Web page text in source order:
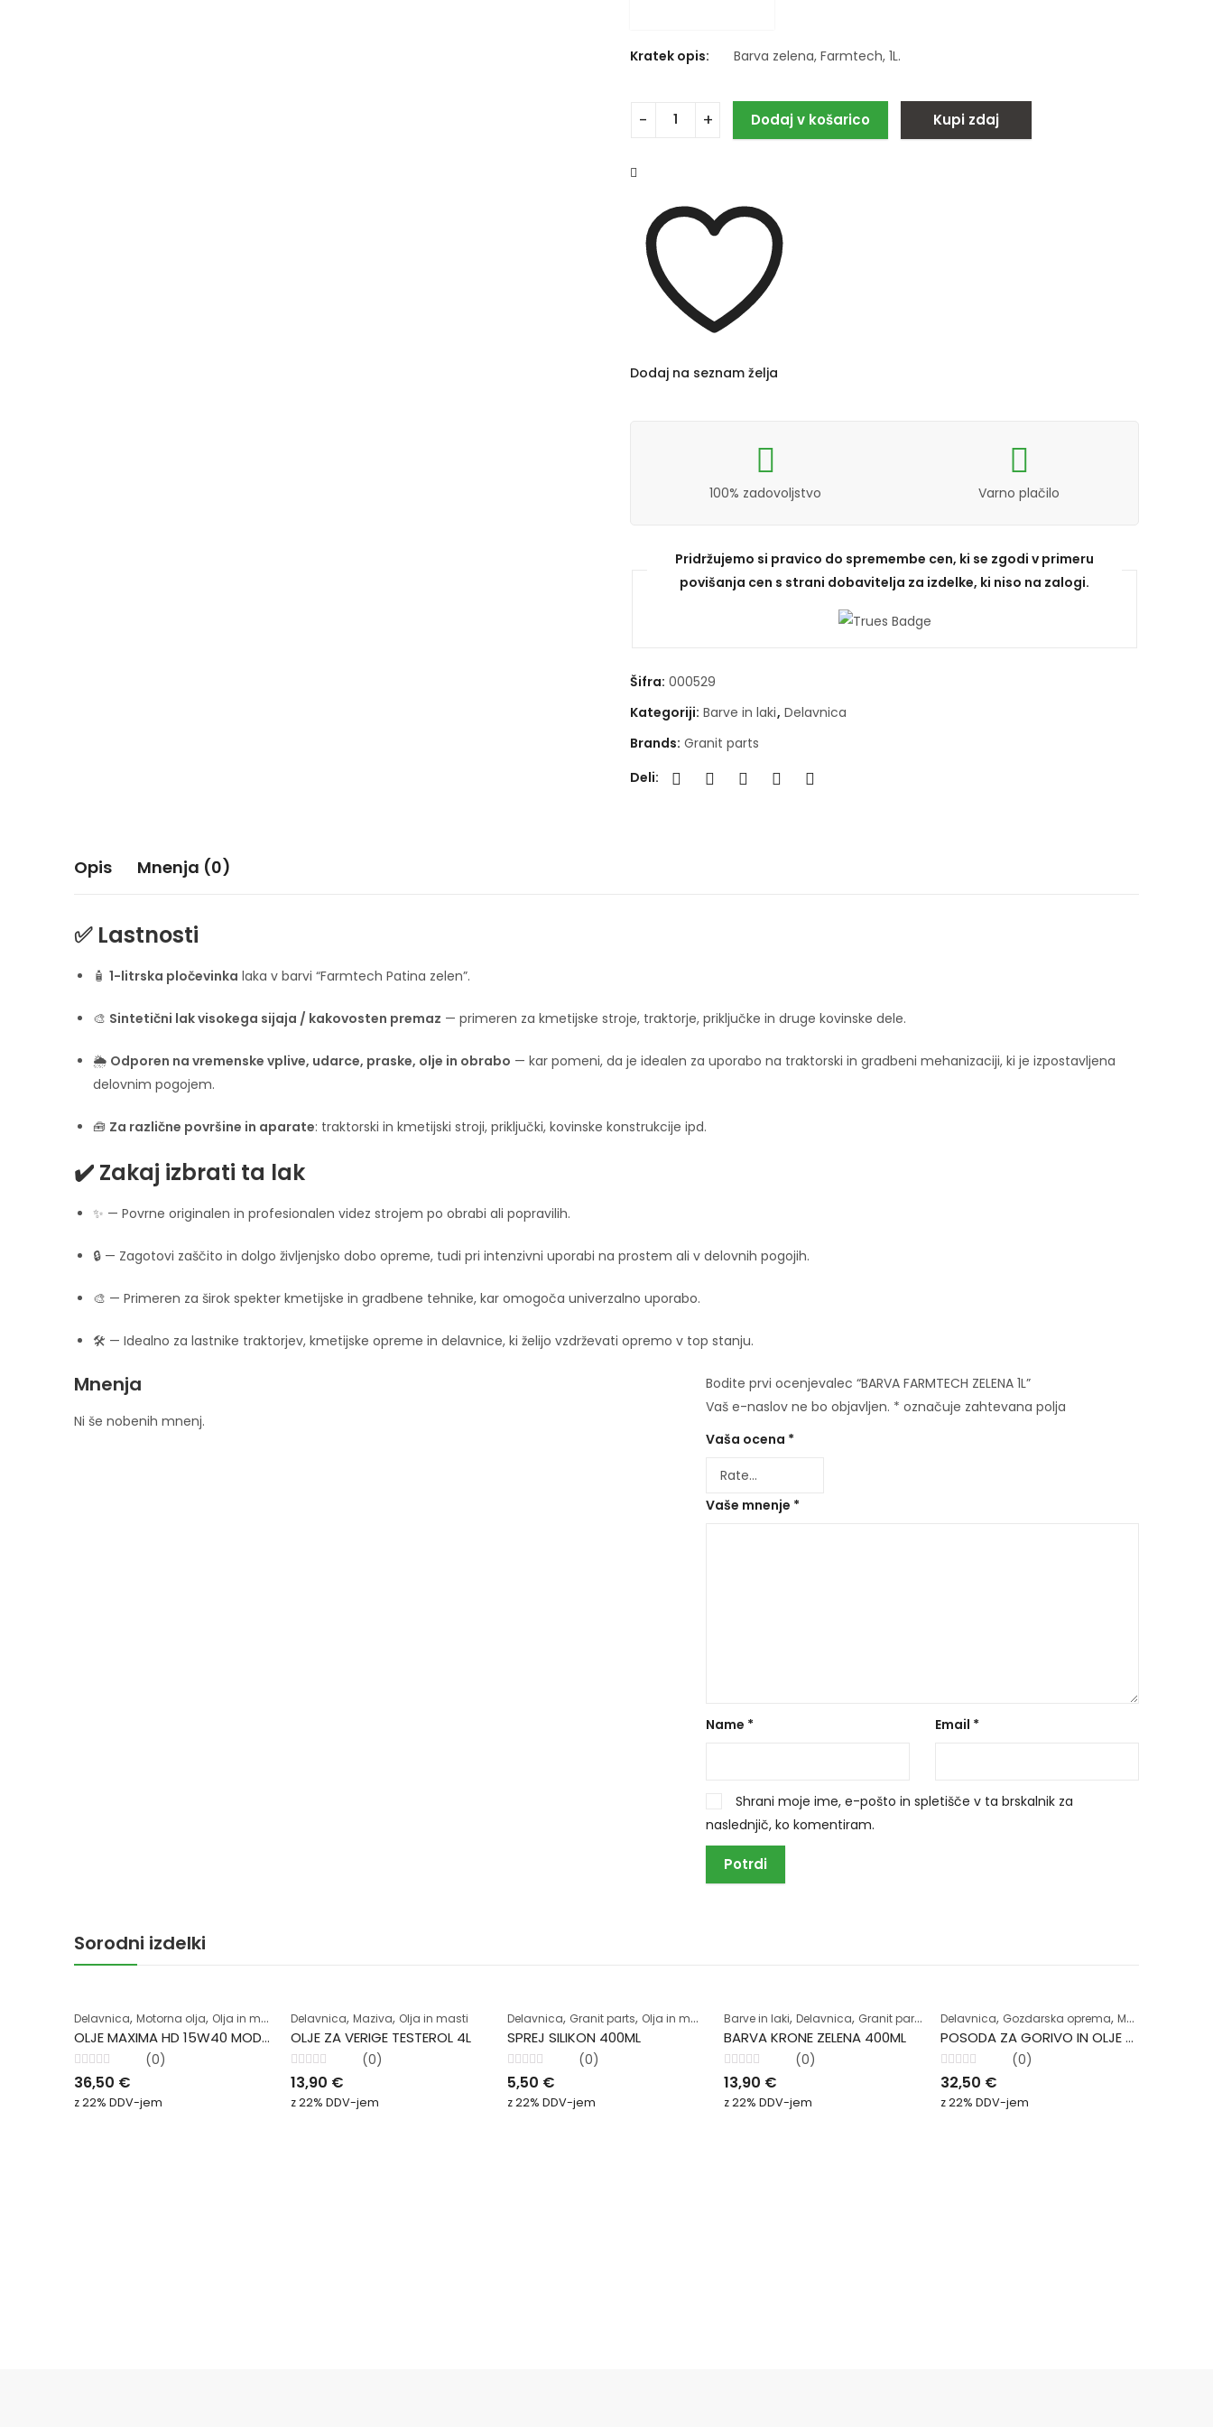
Kratek opis: Barva zelena, Farmtech, 1L.
Dodaj v košarico Kupi zdaj
Dodaj na seznam želja
100% zadovoljstvo Varno plačilo
Pridržujemo si pravico do spremembe cen, ki se zgodi v primeru
povišanja cen s strani dobavitelja za izdelke, ki niso na zalogi.
Šifra: 000529
Kategoriji: Barve in laki, Delavnica
Brands: Granit parts
Deli:
Opis Mnenja (0)
✅ Lastnosti
🧴 1-litrska pločevinka laka v barvi “Farmtech Patina zelen”.
🎨 Sintetični lak visokega sijaja / kakovosten premaz — primeren za kmetijske stroje, traktorje, priključke in druge kovinske dele.
🌦️ Odporen na vremenske vplive, udarce, praske, olje in obrabo — kar pomeni, da je idealen za uporabo na traktorski in gradbeni mehanizaciji, ki je izpostavljena
delovnim pogojem.
🧰 Za različne površine in aparate: traktorski in kmetijski stroji, priključki, kovinske konstrukcije ipd.
✔️ Zakaj izbrati ta lak
✨ — Povrne originalen in profesionalen videz strojem po obrabi ali popravilih.
🔒 — Zagotovi zaščito in dolgo življenjsko dobo opreme, tudi pri intenzivni uporabi na prostem ali v delovnih pogojih.
🎨 — Primeren za širok spekter kmetijske in gradbene tehnike, kar omogoča univerzalno uporabo.
🛠️ — Idealno za lastnike traktorjev, kmetijske opreme in delavnice, ki želijo vzdrževati opremo v top stanju.
Mnenja
Ni še nobenih mnenj.
Bodite prvi ocenjevalec “BARVA FARMTECH ZELENA 1L”
Vaš e-naslov ne bo objavljen. * označuje zahtevana polja
Vaša ocena *
Vaše mnenje *
Name * Email *
Shrani moje ime, e-pošto in spletišče v ta brskalnik za
naslednjič, ko komentiram.
Sorodni izdelki
Delavnica, Motorna olja, Olja in masti
OLJE MAXIMA HD 15W40 MODRIČA 10L
Ocenjeno
0
od
5
(0)
36,50 €
z 22% DDV-jem
Delavnica, Maziva, Olja in masti
OLJE ZA VERIGE TESTEROL 4L
Ocenjeno
0
od
5
(0)
13,90 €
z 22% DDV-jem
Delavnica, Granit parts, Olja in masti Spreji
SPREJ SILIKON 400ML
Ocenjeno
0
od
5
(0)
5,50 €
z 22% DDV-jem
Barve in laki, Delavnica, Granit parts
BARVA KRONE ZELENA 400ML
Ocenjeno
0
od
5
(0)
13,90 €
z 22% DDV-jem
Delavnica, Gozdarska oprema, Motorne žage
POSODA ZA GORIVO IN OLJE 5,5L/3L
Ocenjeno
0
od
5
(0)
32,50 €
z 22% DDV-jem